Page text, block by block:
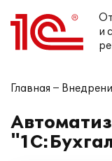
и
Главная